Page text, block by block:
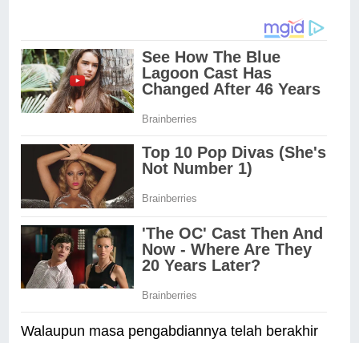
Walaupun masa pengabdiannya telah berakhir